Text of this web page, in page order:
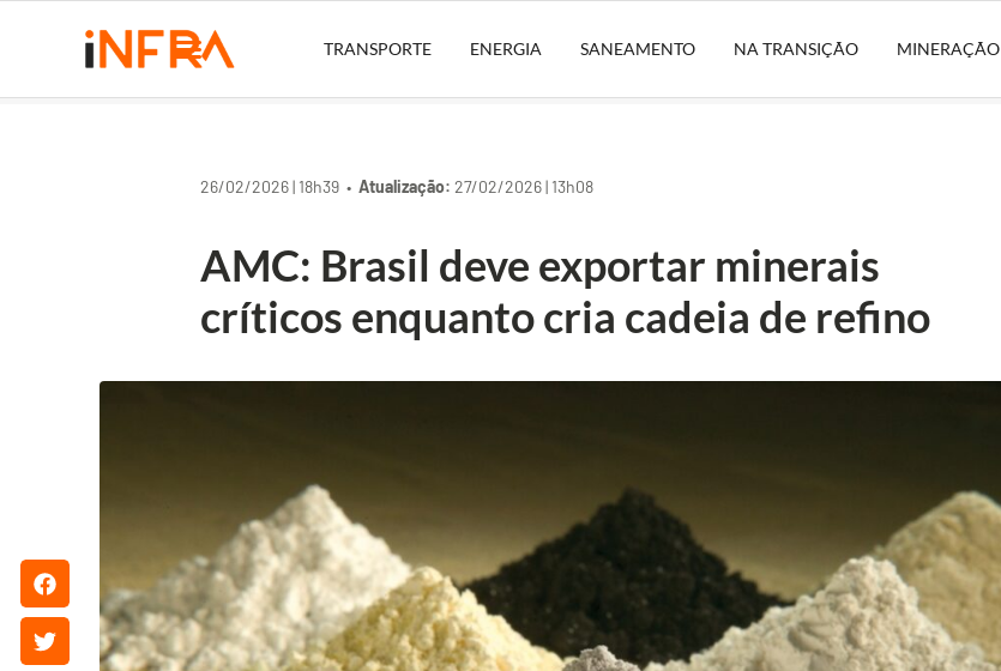
TRANSPORTE ENERGIA SANEAMENTO NA TRANSIÇÃO MINERAÇÃO
26/02/2026 | 18h39 •Atualização: 27/02/2026 | 13h08
AMC: Brasil deve exportar minerais
críticos enquanto cria cadeia de refino